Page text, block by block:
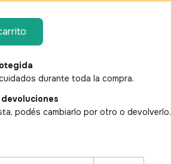
durante toda la compra.
podés cambiarlo por otro o devolverlo.